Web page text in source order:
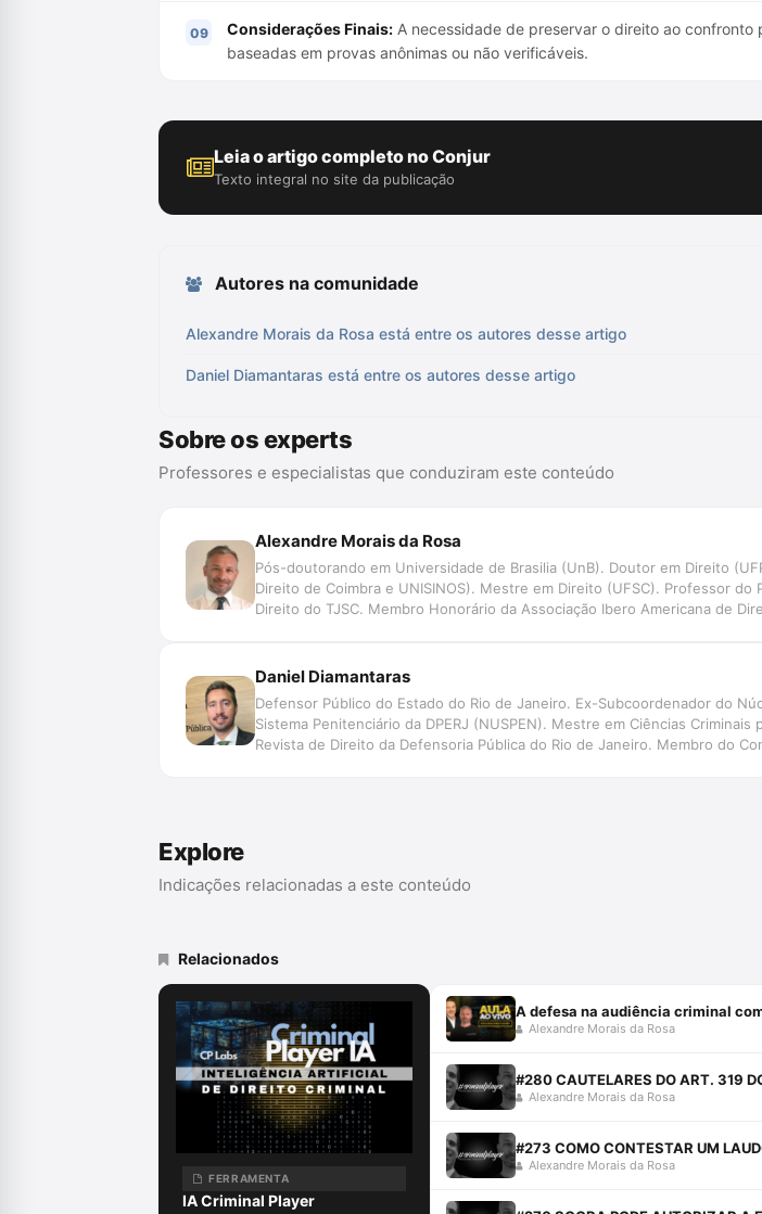
Considerações Finais: A necessidade de preservar o direito ao
baseadas em provas anônimas ou não verificáveis.
Leia o artigo completo no Conjur
Texto integral no site da publicação
Autores na comunidade
Alexandre Morais da Rosa está entre os autores desse artigo
Daniel Diamantaras está entre os autores desse artigo
Sobre os experts
Professores e especialistas que conduziram este conteúdo
Alexandre Morais da Rosa
Pós-doutorando em Universidade de Brasilia (UnB). Doutor em Direito
Direito de Coimbra e UNISINOS). Mestre em Direito (UFSC). Professor
Direito do TJSC. Membro Honorário da Associação Ibero Americana de
Daniel Diamantaras
Defensor Público do Estado do Rio de Janeiro. Ex-Subcoordenador do
Sistema Penitenciário da DPERJ (NUSPEN). Mestre em Ciências
Revista de Direito da Defensoria Pública do Rio de Janeiro. Membro do
Explore
Indicações relacionadas a este conteúdo
Relacionados
FERRAMENTA
IA Criminal Player
A defesa na audiência criminal
Alexandre Morais da Rosa
#280 CAUTELARES DO ART. 319
Alexandre Morais da Rosa
#273 COMO CONTESTAR UM
Alexandre Morais da Rosa